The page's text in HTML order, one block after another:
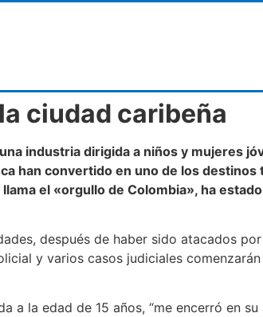
ciudad caribeña
industria dirigida a niños y mujeres
han convertido en uno de los
el «orgullo de Colombia», ha estado
después de haber sido atacados
y varios casos judiciales
a la edad de 15 años, “me encerró en